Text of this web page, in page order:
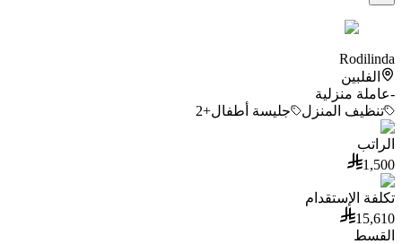
Rodilinda
الفلبين
-عاملة منزلية
تنظيف المنزل
جليسة أطفال+2
الراتب
1,500
تكلفة الإستقدام
15,610
القسط